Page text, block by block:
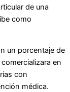
de una
como
un porcentaje de
en
con
médica.